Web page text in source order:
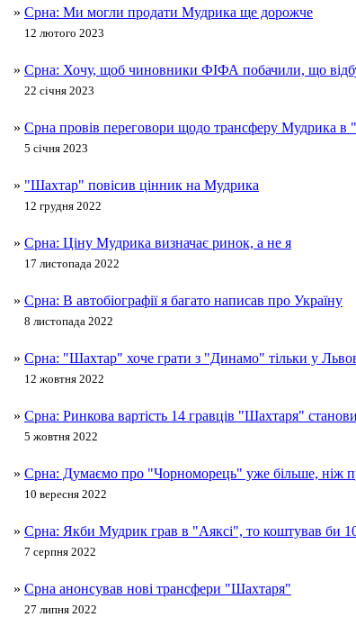
» Срна: Ми могли продати Мудрика ще дорожче
12 лютого 2023
» Срна: Хочу, щоб чиновники ФІФА побачили, що
22 січня 2023
» Срна провів переговори щодо трансферу Мудрика в
5 січня 2023
» "Шахтар" повісив цінник на Мудрика
12 грудня 2022
» Срна: Ціну Мудрика визначає ринок, а не я
17 листопада 2022
» Срна: В автобіографії я багато написав про Україну
8 листопада 2022
» Срна: "Шахтар" хоче грати з "Динамо" тільки у
12 жовтня 2022
» Срна: Ринкова вартість 14 гравців "Шахтаря"
5 жовтня 2022
» Срна: Думаємо про "Чорноморець" уже більше, ніж
10 вересня 2022
» Срна: Якби Мудрик грав в "Аяксі", то коштував би
7 серпня 2022
» Срна анонсував нові трансфери "Шахтаря"
27 липня 2022